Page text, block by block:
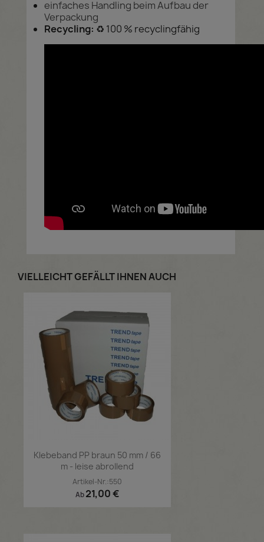
einfaches Handling beim Aufbau der
Verpackung
Recycling: ♻ 100 % recyclingfähig
VIELLEICHT GEFÄLLT IHNEN AUCH
Klebeband PP braun 50 mm / 66
m - leise abrollend
Artikel-Nr.:550
Ab Preis
21,00 €